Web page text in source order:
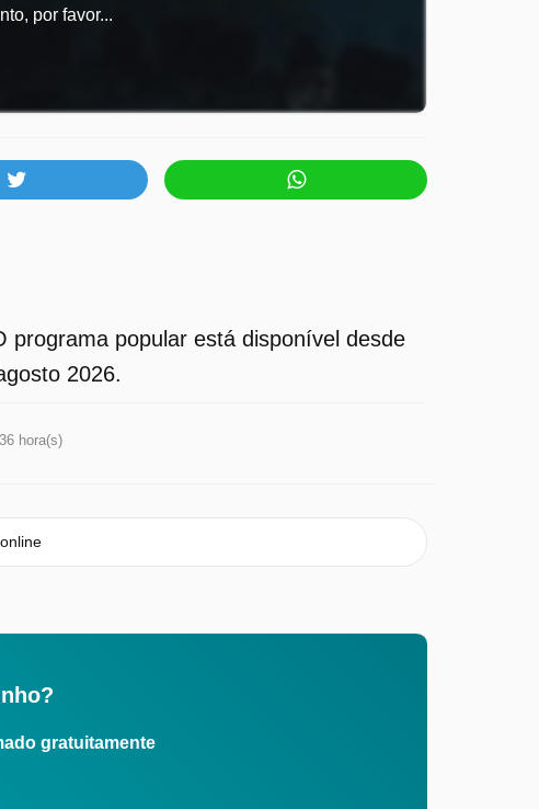
por favor...
programa popular está disponível desde
2026.
hora(s)
gratuitamente